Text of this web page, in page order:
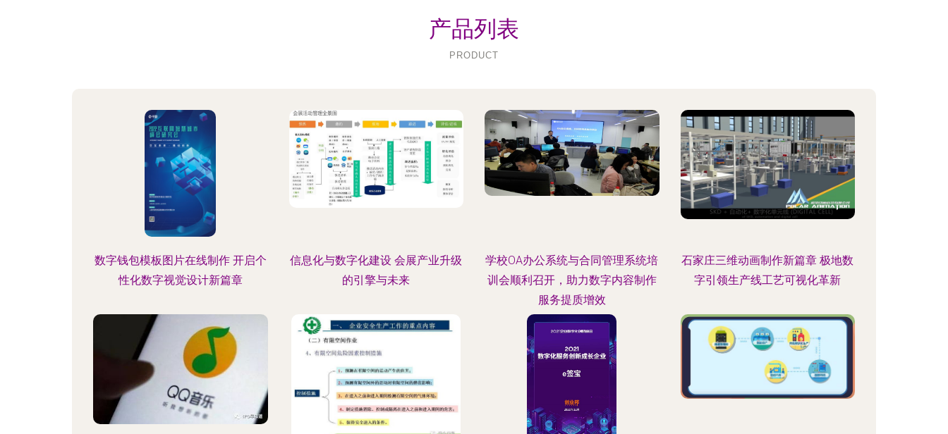
产品列表
PRODUCT
数字钱包模板图片在线制作 开启个
性化数字视觉设计新篇章
信息化与数字化建设 会展产业升级
的引擎与未来
学校OA办公系统与合同管理系统培
训会顺利召开，助力数字内容制作
服务提质增效
石家庄三维动画制作新篇章 极地数
字引领生产线工艺可视化革新